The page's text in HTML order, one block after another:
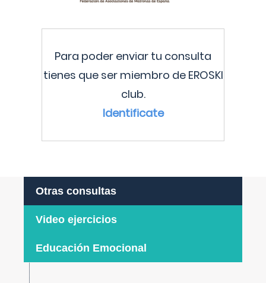
Para poder enviar tu consulta
tienes que ser miembro de EROSKI
club.
Identificate
Otras consultas
Video ejercicios
Educación Emocional